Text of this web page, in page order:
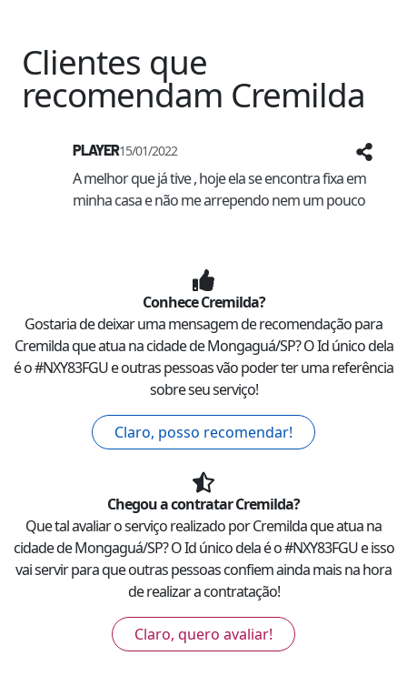
Clientes que
recomendam Cremilda
PLAYER15/01/2022
A melhor que já tive , hoje ela se encontra fixa em
minha casa e não me arrependo nem um pouco
ConheceCremilda?
Gostaria de deixar uma mensagem de recomendação para
Cremildaque atua na cidade deMongaguá/SP? O Id único dela
é o #NXY83FGUe outras pessoas vão poder ter uma referência
sobre seu serviço!
Claro, posso recomendar!
Chegou a contratarCremilda?
Que tal avaliar o serviço realizado porCremildaque atua na
cidade deMongaguá/SP? O Id único dela é o #NXY83FGUe isso
vai servir para que outras pessoas confiem ainda mais na hora
de realizar a contratação!
Claro, quero avaliar!